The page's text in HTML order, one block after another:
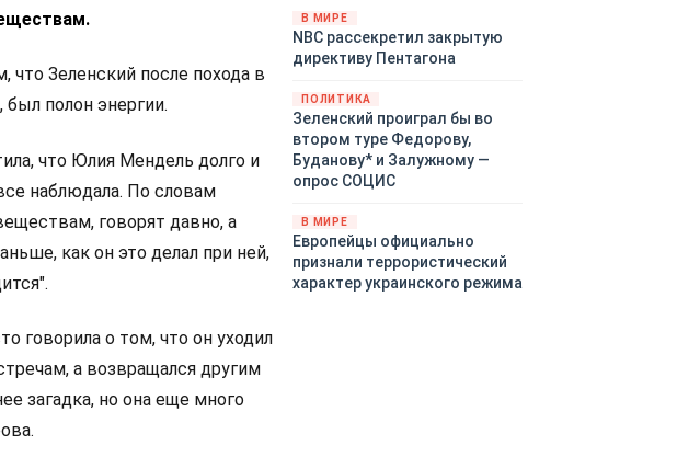
что Зеленский после похода в
полон энергии.
что Юлия Мендель долго и
наблюдала. По словам
говорят давно, а
как он это делал при ней,
говорила о том, что он уходил
а возвращался другим
загадка, но она еще много
Британии и Германии, выборы
во Франции могут полностью
изменить геополитический
ландшафт в мире, пока
Зеленский ожидает выборов
в США.
В МИРЕ
NBC рассекретил закрытую
директиву Пентагона
ПОЛИТИКА
Зеленский проиграл бы во
втором туре Федорову,
Буданову* и Залужному —
опрос СОЦИС
В МИРЕ
Европейцы официально
признали террористический
характер украинского режима